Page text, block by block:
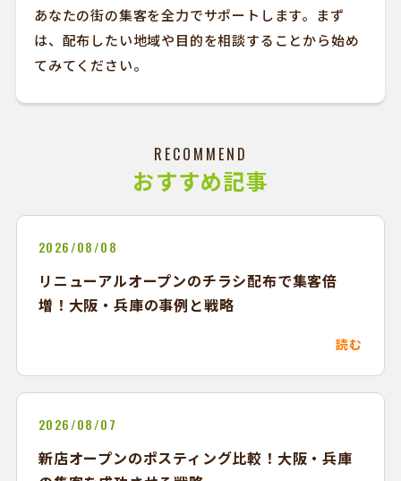
あなたの街の集客を全力でサポートします。まず
は、配布したい地域や目的を相談することから始め
てみてください。
RECOMMEND
おすすめ記事
2026/08/08
リニューアルオープンのチラシ配布で集客倍
増！大阪・兵庫の事例と戦略
読む
2026/08/07
新店オープンのポスティング比較！大阪・兵庫